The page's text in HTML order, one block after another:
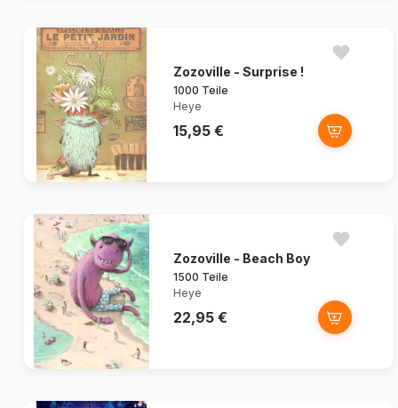
Zozoville - Surprise !
1000 Teile
Heye
15,95 €
Zozoville - Beach Boy
1500 Teile
Heye
22,95 €